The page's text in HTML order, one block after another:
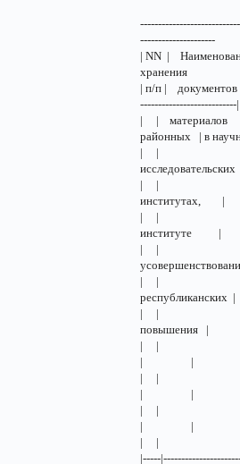
---------------------
| NN |
| п/п |
---------------------------|
| | материалов
районных | в
| | | юстиции
| | |
| | | юстиции
| | |
| | |
| | | |
| | | |
| |
| | | | | |
| |
| | | | | |
| |
| | | | | |
|-----